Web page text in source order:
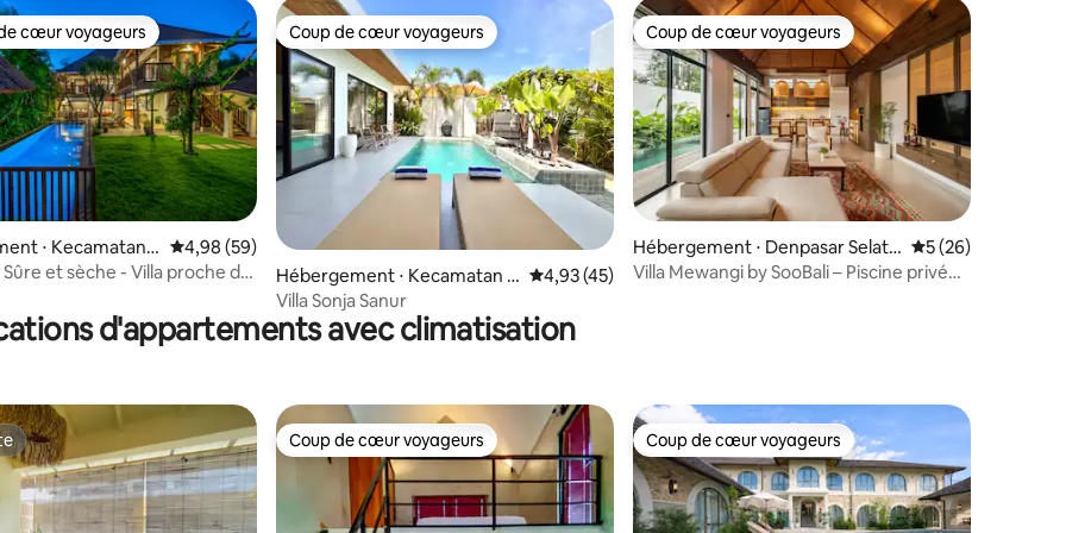
la base de 79 commentaires : 4,97 sur 5
cœur voyageurs les plus appréciés
cœur voyageurs
⋅ Kecamatan
Évaluation moyenne sur la base de 59 commentaires : 4,98 sur 5
4,98 (59)
et sèche - Villa proche de
Coup de cœur voyageurs
Coup de cœur voyageurs
Hébergement ⋅ Kecamatan D
enpasar Selatan
Évaluation moyenne sur la base de 45 commentaires : 4,93 sur 5
4,93 (45)
Villa Sonja Sanur
Coup de cœur voyageurs
Coup de cœur voyageurs
Hébergement ⋅ Denpasar Selata
n
Évaluation
5 (26)
Villa Mewangi by SooBali – Piscine privée
d'appartements avec climatisation
Coup de cœur voyageurs
Coup de cœur voyageurs Coup de cœur voyageurs
Coup de cœur voyageurs